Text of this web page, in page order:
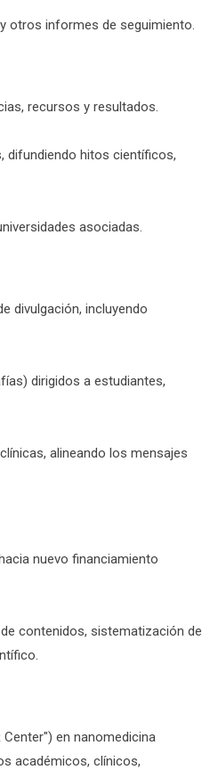
otros informes de seguimiento.
recursos y resultados.
difundiendo hitos científicos,
asociadas.
divulgación, incluyendo
dirigidos a estudiantes,
alineando los mensajes
nuevo financiamiento
contenidos, sistematización de
en nanomedicina
académicos, clínicos,